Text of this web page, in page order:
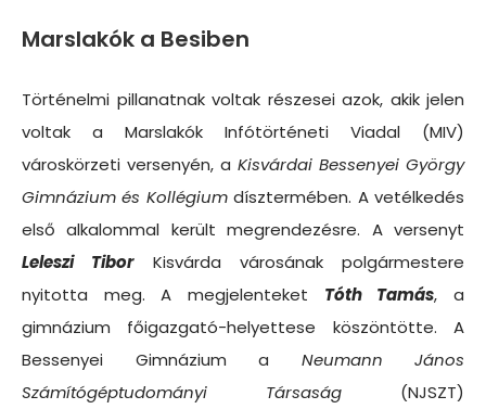
Marslakók a Besiben
Történelmi pillanatnak voltak részesei azok, akik jelen
voltak a Marslakók Infótörténeti Viadal (MIV)
városkörzeti versenyén, a Kisvárdai Bessenyei György
Gimnázium és Kollégiumdísztermében. A vetélkedés
első alkalommal került megrendezésre. A versenyt
Leleszi TiborKisvárda városának polgármestere
nyitotta meg. A megjelenteket Tóth Tamás, a
gimnázium főigazgató-helyettese köszöntötte. A
Bessenyei Gimnázium a Neumann János
Számítógéptudományi Társaság (NJSZT)